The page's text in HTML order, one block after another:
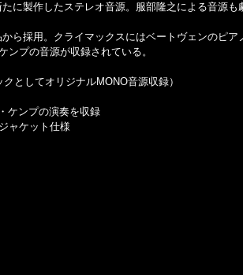
に製作したステレオ音源。服部隆之による音源も
ら採用。クライマックスにはベートヴェンのピア
プの音源が収録されている。
としてオリジナルMONO音源収録）
ケンプの演奏を収録
ャケット仕様